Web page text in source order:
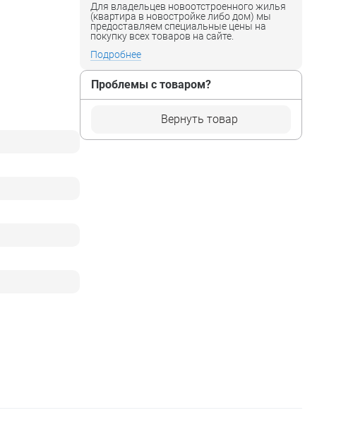
Для владельцев новоотстроенного жилья
(квартира в новостройке либо дом) мы
предоставляем специальные цены на
покупку всех товаров на сайте.
Подробнее
Проблемы с товаром?
Вернуть товар